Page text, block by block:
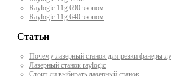
Raylogic 11g 690 эконом
Raylogic 11g 640 эконом
Статьи
Почему лазерный станок для резки фанеры
Лазерный станок raylogic
Стоит ли выбирать лазерный станок